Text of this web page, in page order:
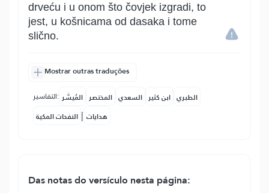
drveću i u onom što čovjek izgradi, to
jest, u košnicama od dasaka i tome
slično.
Mostrar outras traduções
التفاسير: المُيسَّر المختصر السعدي ابن كثير الطبري
النفحات المكية | هدايات
Das notas do versículo nesta página: